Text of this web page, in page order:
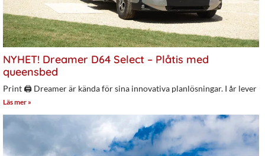
NYHET! Dreamer D64 Select – Plåtis med
queensbed
Print 🖨 Dreamer är kända för sina innovativa planlösningar. I år lever
Läs mer »